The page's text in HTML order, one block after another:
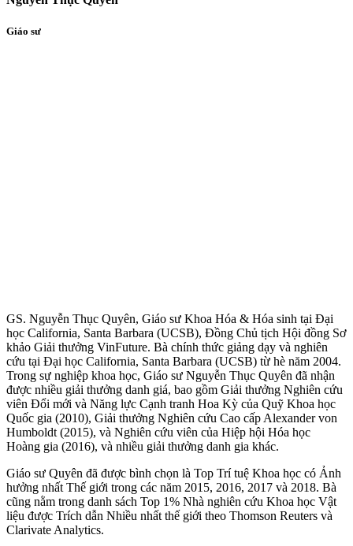
Giáo sư
GS. Nguyễn Thục Quyên, Giáo sư Khoa Hóa & Hóa sinh tại Đại
học California, Santa Barbara (UCSB), Đồng Chủ tịch Hội đồng Sơ
khảo Giải thưởng VinFuture. Bà chính thức giảng dạy và nghiên
cứu tại Đại học California, Santa Barbara (UCSB) từ hè năm 2004.
Trong sự nghiệp khoa học, Giáo sư Nguyễn Thục Quyên đã nhận
được nhiều giải thưởng danh giá, bao gồm Giải thưởng Nghiên cứu
viên Đổi mới và Năng lực Cạnh tranh Hoa Kỳ của Quỹ Khoa học
Quốc gia (2010), Giải thưởng Nghiên cứu Cao cấp Alexander von
Humboldt (2015), và Nghiên cứu viên của Hiệp hội Hóa học
Hoàng gia (2016), và nhiều giải thưởng danh gia khác.
Giáo sư Quyên đã được bình chọn là Top Trí tuệ Khoa học có Ảnh
hưởng nhất Thế giới trong các năm 2015, 2016, 2017 và 2018. Bà
cũng nằm trong danh sách Top 1% Nhà nghiên cứu Khoa học Vật
liệu được Trích dẫn Nhiều nhất thế giới theo Thomson Reuters và
Clarivate Analytics.